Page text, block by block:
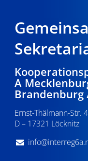
A
Brandenburg
Ernst-Thälmann-Str. 4
D – 17321 Löcknitz